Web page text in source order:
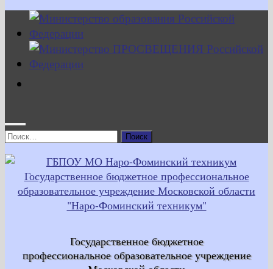
Найти:
Государственное бюджетное
профессиональное образовательное учреждение